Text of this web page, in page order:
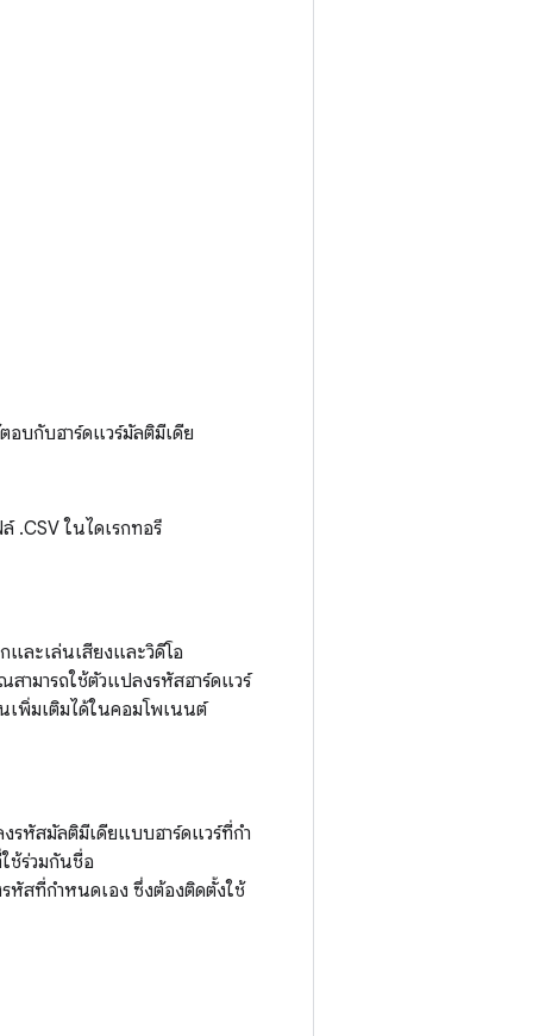
อบกับฮาร์ดแวร์มัลติมีเดีย
.CSV ในไดเรกทอรี
ละเล่นเสียงและวิดีโอ
ามารถใช้ตัวแปลงรหัสฮาร์ดแวร์
นเพิ่มเติมได้ในคอมโพเนนต์
รหัสมัลติมีเดียแบบฮาร์ดแวร์ที่กํา
ช้ร่วมกันชื่อ
สที่กำหนดเอง ซึ่งต้องติดตั้งใช้